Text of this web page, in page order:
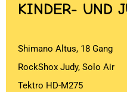
KINDER- UND
Shimano Altus, 18 Gang
RockShox Judy, Solo Air
Tektro HD-M275